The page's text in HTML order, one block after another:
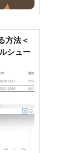
方法＜
シュー